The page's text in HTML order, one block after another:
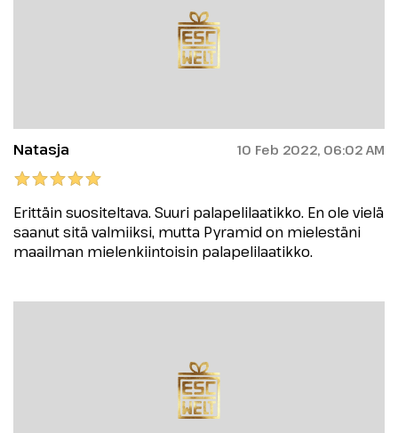
Natasja 10 Feb 2022, 06:02 AM
Erittäin suositeltava. Suuri palapelilaatikko. En ole vielä
saanut sitä valmiiksi, mutta Pyramid on mielestäni
maailman mielenkiintoisin palapelilaatikko.